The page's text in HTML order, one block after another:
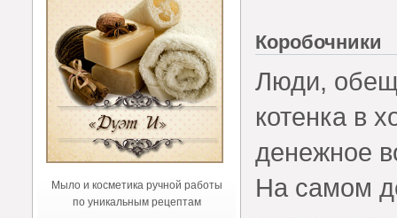
Мыло и косметика ручной работы
по уникальным рецептам
Коробочники
Люди,
котенка в
денежное
На самом